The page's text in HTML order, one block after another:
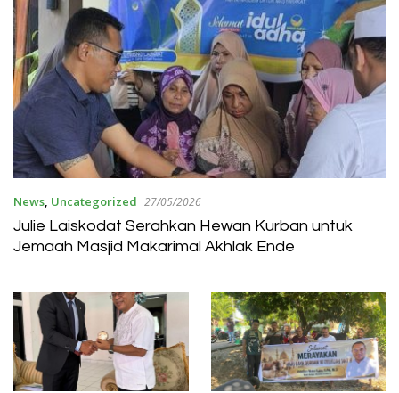
News, Uncategorized 27/05/2026
Julie Laiskodat Serahkan Hewan Kurban untuk
Jemaah Masjid Makarimal Akhlak Ende